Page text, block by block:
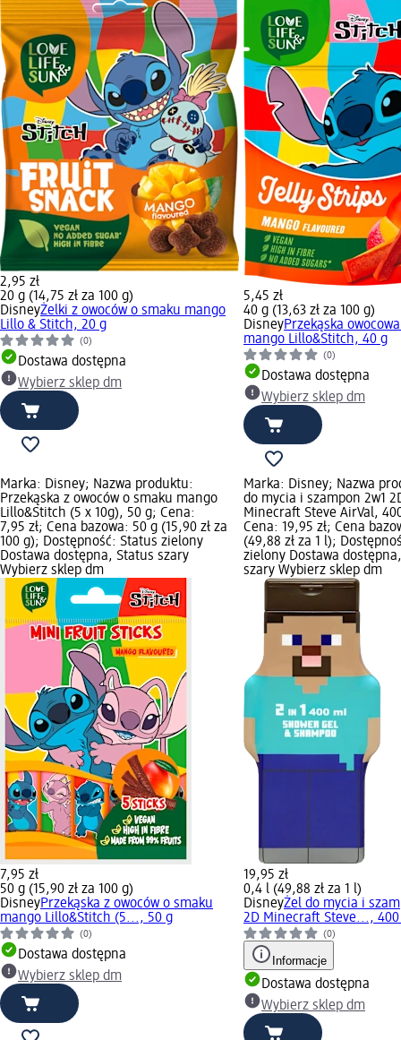
2,95 zł
20 g (14,75 zł za 100 g)
DisneyŻelki z owoców o smaku mango
Lillo & Stitch, 20 g
(0)
Dostawa dostępna
Wybierz sklep dm
5,45 zł
40 g (13,63 zł za 100 g)
DisneyPrzekąska
mango Lillo&Stitch, 40 g
(0)
Dostawa dostępna
Wybierz sklep dm
Marka: Disney; Nazwa produktu:
Przekąska z owoców o smaku mango
Lillo&Stitch (5 x 10g), 50 g; Cena:
7,95 zł; Cena bazowa: 50 g (15,90 zł za
100 g); Dostępność: Status zielony
Dostawa dostępna, Status szary
Wybierz sklep dm
7,95 zł
50 g (15,90 zł za 100 g)
DisneyPrzekąska z owoców o smaku
mango Lillo&Stitch (5..., 50 g
(0)
Dostawa dostępna
Wybierz sklep dm
Marka: Disney; Nazwa
do mycia i szampon 2w1
Minecraft Steve AirVal,
Cena: 19,95 zł; Cena
(49,88 zł za 1 l);
zielony Dostawa
szary Wybierz sklep dm
19,95 zł
0,4 l (49,88 zł za 1 l)
DisneyŻel do mycia i
2D Minecraft Steve...,
(0)
Informacje
Dostawa dostępna
Wybierz sklep dm